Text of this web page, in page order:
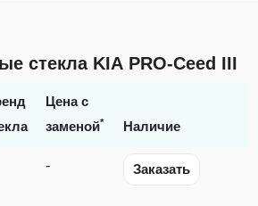
стекла KIA PRO-Ceed III
Цена с
заменой* Наличие
- Заказать